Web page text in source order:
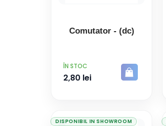
Comutator - (dc)
PRET
ÎN STOC
2,80 lei
DISPONIBIL IN SHOWROOM